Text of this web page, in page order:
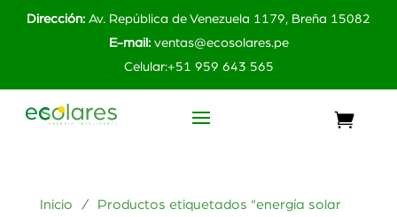
Dirección: Av. República de Venezuela 1179, Breña 15082
E-mail: ventas@ecosolares.pe
Celular:+51 959 643 565
Inicio / Productos etiquetados “energía solar